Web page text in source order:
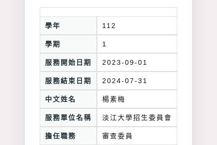
學年 112
學期 1
服務開始日期 2023-09-01
服務結束日期 2024-07-31
中文姓名 楊素梅
服務單位名稱 淡江大學招生委員會
擔任職務 審查委員